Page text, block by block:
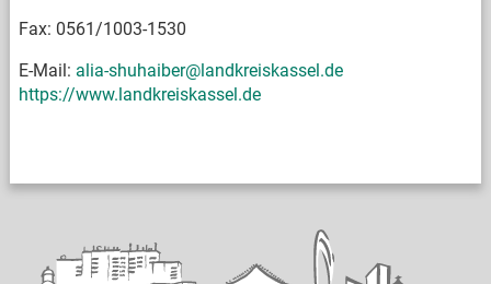
Fax: 0561/1003-1530
E-Mail: alia-shuhaiber@landkreiskassel.de
https://www.landkreiskassel.de